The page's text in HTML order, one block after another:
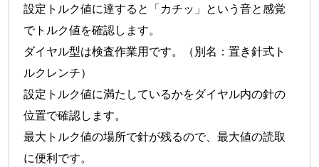
設定トルク値に達すると「カチッ」という音と感覚
でトルク値を確認します。
ダイヤル型は検査作業用です。（別名：置き針式ト
ルクレンチ）
設定トルク値に満たしているかをダイヤル内の針の
位置で確認します。
最大トルク値の場所で針が残るので、最大値の読取
に便利です。